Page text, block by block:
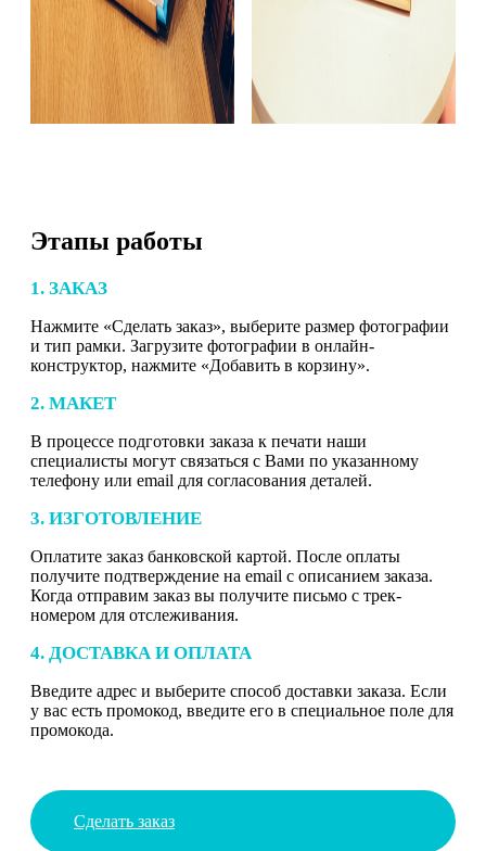
Этапы работы
1. ЗАКАЗ
Нажмите «Сделать заказ», выберите размер фотографии
и тип рамки. Загрузите фотографии в онлайн-
конструктор, нажмите «Добавить в корзину».
2. МАКЕТ
В процессе подготовки заказа к печати наши
специалисты могут связаться с Вами по указанному
телефону или email для согласования деталей.
3. ИЗГОТОВЛЕНИЕ
Оплатите заказ банковской картой. После оплаты
получите подтверждение на email с описанием заказа.
Когда отправим заказ вы получите письмо с трек-
номером для отслеживания.
4. ДОСТАВКА И ОПЛАТА
Введите адрес и выберите способ доставки заказа. Если
у вас есть промокод, введите его в специальное поле для
промокода.
Сделать заказ